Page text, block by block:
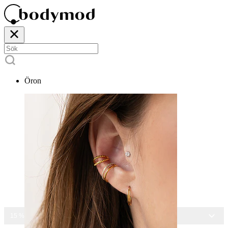
Öron
15 % RABATT PÅ ALLA SMYCKEN